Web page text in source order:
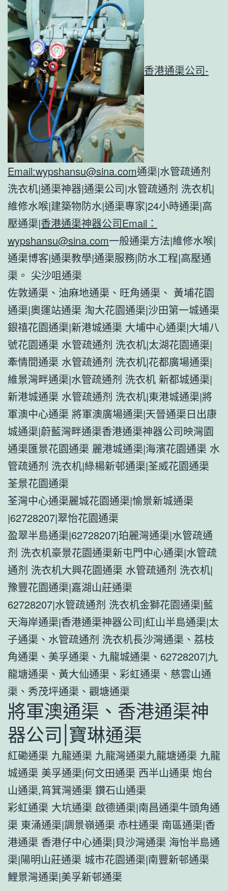
香港通渠公司-
Email:wypshansu@sina.com通渠|水管疏通剂
洗衣机|通渠神器|通渠公司|水管疏通剂 洗衣机|
維修水喉|建築物防水|通渠專家|24小時通渠|高
壓通渠|香港通渠神器公司Email：
wypshansu@sina.com一般通渠方法|維修水喉|
通渠博客|通渠教學|通渠服務|防水工程|高壓通
渠。 尖沙咀通渠
佐敦通渠、油麻地通渠、旺角通渠、 黃埔花園
通渠|奧運站通渠 淘大花園通渠|沙田第一城通渠
銀禧花園通渠|新港城通渠 大埔中心通渠|大埔八
號花園通渠 水管疏通剂 洗衣机|太湖花園通渠|
牽情間通渠 水管疏通剂 洗衣机|花都廣場通渠|
維景灣畔通渠|水管疏通剂 洗衣机 新都城通渠|
新港城通渠 水管疏通剂 洗衣机|東港城通渠|將
軍澳中心通渠 將軍澳廣場通渠|天晉通渠日出康
城通渠|蔚藍灣畔通渠香港通渠神器公司映灣園
通渠匯景花園通渠 麗港城通渠|海濱花園通渠 水
管疏通剂 洗衣机|綠楊新邨通渠|荃威花園通渠
荃景花園通渠
荃灣中心通渠麗城花園通渠|愉景新城通渠
|62728207|翠怡花園通渠
盈翠半島通渠|62728207|珀麗灣通渠|水管疏通
剂 洗衣机豪景花園通渠新屯門中心通渠|水管疏
通剂 洗衣机大興花園通渠 水管疏通剂 洗衣机|
豫豐花園通渠|嘉湖山莊通渠
62728207|水管疏通剂 洗衣机金獅花園通渠|藍
天海岸通渠|香港通渠神器公司|紅山半島通渠|太
子通渠、水管疏通剂 洗衣机長沙灣通渠、荔枝
角通渠、美孚通渠、九龍城通渠、62728207|九
龍塘通渠、黃大仙通渠、彩虹通渠、慈雲山通
渠、秀茂坪通渠、觀塘通渠
將軍澳通渠、香港通渠神
器公司|寶琳通渠
紅磡通渠 九龍通渠 九龍灣通渠九龍塘通渠 九龍
城通渠 美孚通渠|何文田通渠 西半山通渠 炮台
山通渠,筲箕灣通渠 鑽石山通渠
彩虹通渠 大坑通渠 啟德通渠|南昌通渠牛頭角通
渠 東涌通渠|調景嶺通渠 赤柱通渠 南區通渠|香
港通渠 香港仔中心通渠|貝沙灣通渠 海怡半島通
渠|陽明山莊通渠 城市花園通渠|南豐新邨通渠
鯉景灣通渠|美孚新邨通渠